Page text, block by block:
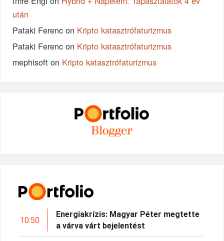
után
Pataki Ferenc on Kripto katasztrófaturizmus
Pataki Ferenc on Kripto katasztrófaturizmus
mephisoft on Kripto katasztrófaturizmus
10:50
Energiakrízis: Magyar Péter megtette
a várva várt bejelentést